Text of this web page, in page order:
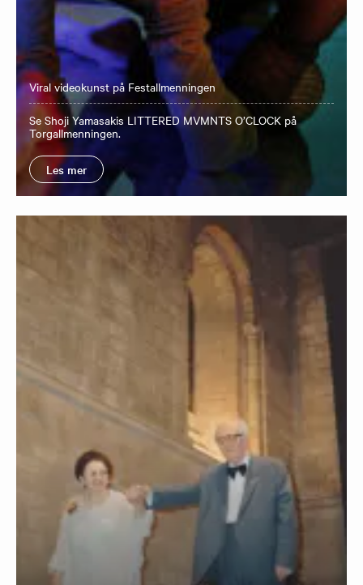
Viral videokunst på Festallmenningen
Se Shoji Yamasakis LITTERED MVMNTS O’CLOCK på
Torgallmenningen.
Les mer